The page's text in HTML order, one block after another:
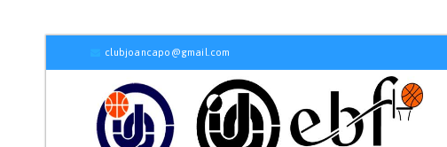
clubjoancapo@gmail.com